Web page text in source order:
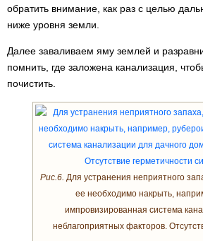
обратить внимание, как раз с целью
ниже уровня земли.
Далее заваливаем яму землей и
помнить, где заложена канализация,
почистить.
Рис.6. Для устранения неприятного
ее необходимо накрыть,
импровизированная система
неблагоприятных факторов.